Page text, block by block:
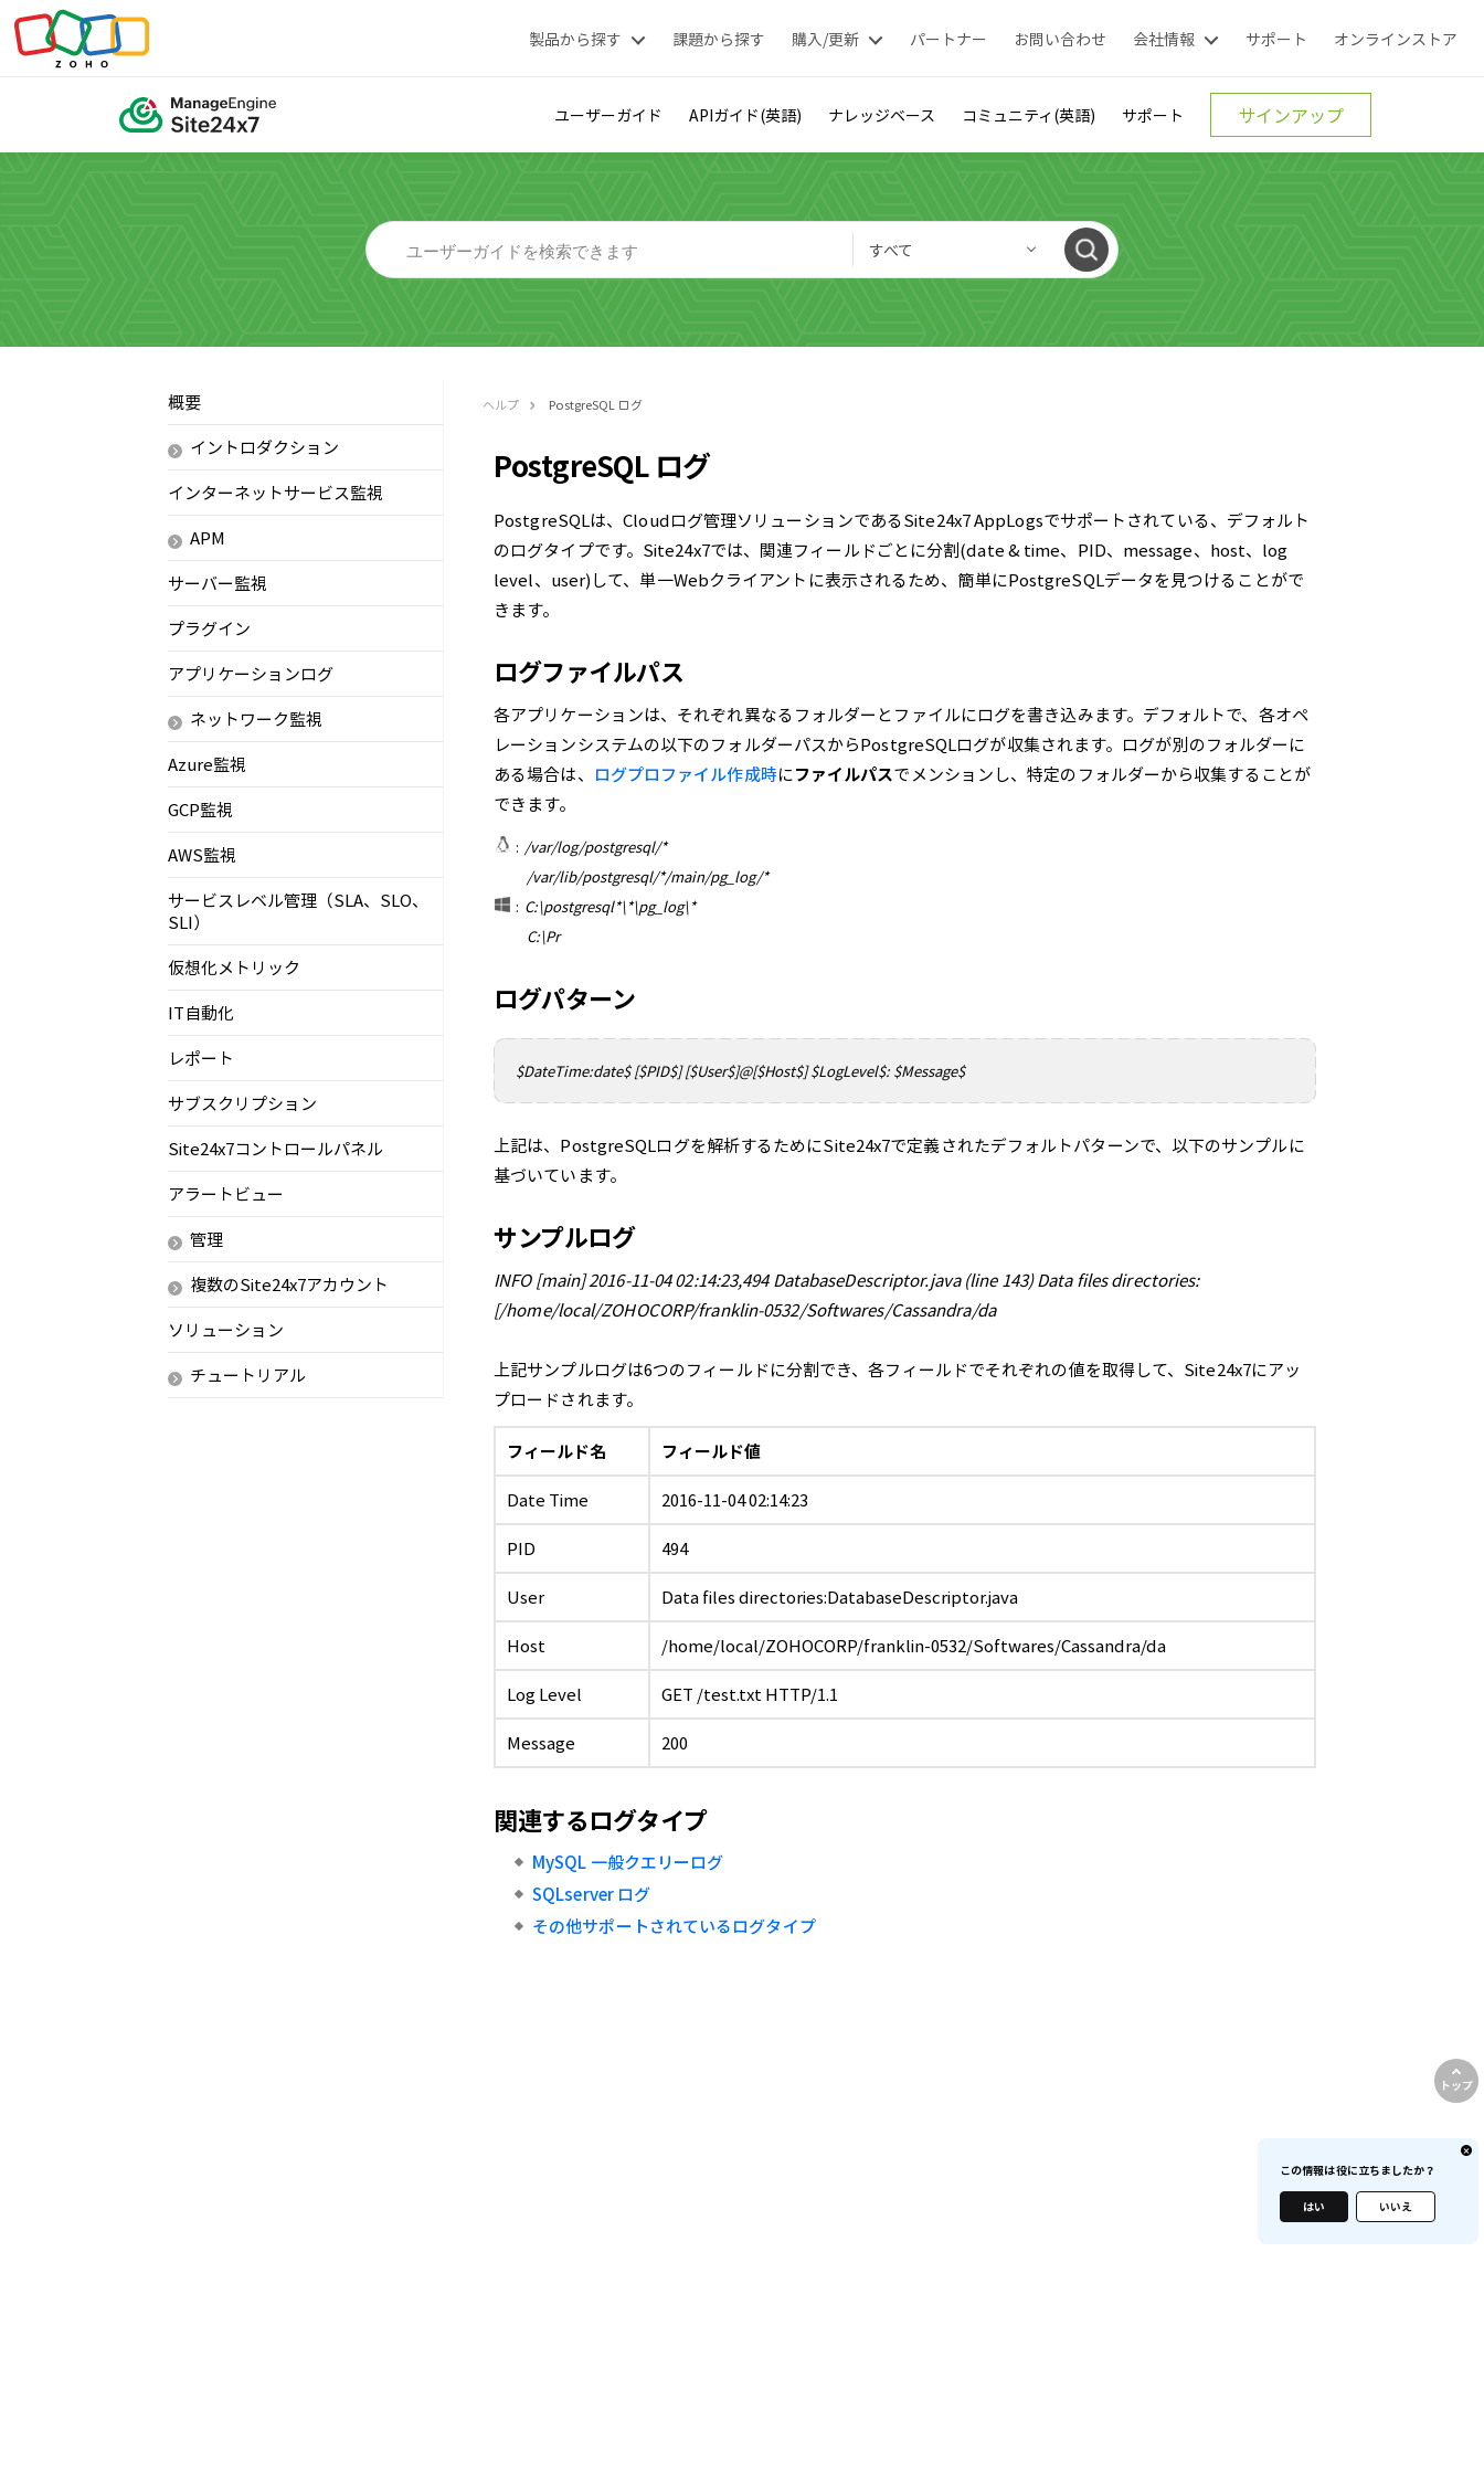
製品から探す 課題から探す 購入/更新 パートナー お問い合わせ 会社情報 サポート オンラインストア
ユーザーガイド APIガイド(英語) ナレッジベース コミュニティ(英語) サポート サインアップ
すべて
概要
イントロダクション
インターネットサービス監視
APM
サーバー監視
プラグイン
アプリケーションログ
ネットワーク監視
Azure監視
GCP監視
AWS監視
サービスレベル管理（SLA、SLO、
SLI）
仮想化メトリック
IT自動化
レポート
サブスクリプション
Site24x7コントロールパネル
アラートビュー
管理
複数のSite24x7アカウント
ソリューション
チュートリアル
ヘルプ PostgreSQL ログ
PostgreSQL ログ
PostgreSQLは、Cloudログ管理ソリューションであるSite24x7 AppLogsでサポートされている、デフォルト
のログタイプです。Site24x7では、関連フィールドごとに分割(date & time、PID、message、host、log
level、user)して、単一Webクライアントに表示されるため、簡単にPostgreSQLデータを見つけることがで
きます。
ログファイルパス
各アプリケーションは、それぞれ異なるフォルダーとファイルにログを書き込みます。デフォルトで、各オペ
レーションシステムの以下のフォルダーパスからPostgreSQLログが収集されます。ログが別のフォルダーに
ある場合は、 ログプロファイル作成時にファイルパスでメンションし、特定のフォルダーから収集することが
できます。
: /var/log/postgresql/*
/var/lib/postgresql/*/main/pg_log/*
: C:\postgresql*\*\pg_log\*
C:\Pr
ログパターン
$DateTime:date$ [$PID$] [$User$]@[$Host$] $LogLevel$: $Message$
上記は、PostgreSQLログを解析するためにSite24x7で定義されたデフォルトパターンで、以下のサンプルに
基づいています。
サンプルログ
INFO [main] 2016-11-04 02:14:23,494 DatabaseDescriptor.java (line 143) Data files directories:
[/home/local/ZOHOCORP/franklin-0532/Softwares/Cassandra/da
上記サンプルログは6つのフィールドに分割でき、各フィールドでそれぞれの値を取得して、Site24x7にアッ
プロードされます。
フィールド名
フィールド値
Date Time
2016-11-04 02:14:23
PID
494
User
Data files directories:DatabaseDescriptor.java
Host
/home/local/ZOHOCORP/franklin-0532/Softwares/Cassandra/da
Log Level
GET /test.txt HTTP/1.1
Message
200
関連するログタイプ
MySQL 一般クエリーログ
SQLserver ログ
その他サポートされているログタイプ
この情報は役に立ちましたか？
はい いいえ
トップ